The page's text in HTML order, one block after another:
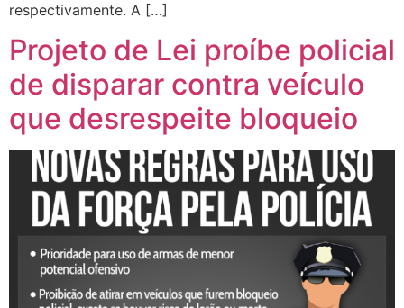
respectivamente. A […]
Projeto de Lei proíbe policial
de disparar contra veículo
que desrespeite bloqueio